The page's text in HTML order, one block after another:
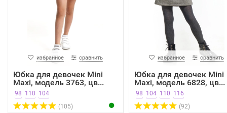
избранное сравнить
Юбка для девочек Mini
Maxi, модель 3763, цв...
98 110 104
(105)
избранное сравнить
Юбка для девочек Mini
Maxi, модель 6828, цв...
98 104 110 116
(92)